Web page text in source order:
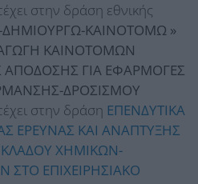
στην δράση εθνικής
ΔΗΜΙΟΥΡΓΩ-ΚΑΙΝΟΤΟΜΩ »
ΚΑΙΝΟΤΟΜΩΝ
ΓΙΑ ΕΦΑΡΜΟΓΕΣ
ΔΡΟΣΙΣΜΟΥ
στην δράση ΕΠΕΝΔΥΤΙΚΑ
ΕΡΕΥΝΑΣ ΚΑΙ ΑΝΑΠΤΥΞΗΣ
ΚΛΑΔΟΥ ΧΗΜΙΚΩΝ-
ΕΠΙΧΕΙΡΗΣΙΑΚΟ